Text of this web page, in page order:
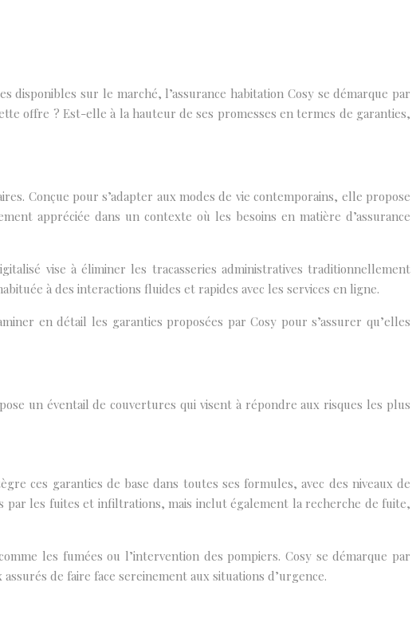
sur le marché, l’assurance habitation Cosy se démarque par
offre ? Est-elle à la hauteur de ses promesses en termes de garanties,
Conçue pour s’adapter aux modes de vie contemporains, elle propose
appréciée dans un contexte où les besoins en matière d’assurance
vise à éliminer les tracasseries administratives traditionnellement
à des interactions fluides et rapides avec les services en ligne.
en détail les garanties proposées par Cosy pour s’assurer qu’elles
un éventail de couvertures qui visent à répondre aux risques les plus
ces garanties de base dans toutes ses formules, avec des niveaux de
par les fuites et infiltrations, mais inclut également la recherche de fuite,
les fumées ou l’intervention des pompiers. Cosy se démarque par
de faire face sereinement aux situations d’urgence.